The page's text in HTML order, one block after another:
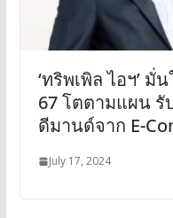
‘ทริพเพิล ไอฯ’ มั่
67 โตตามแผน รั
ดีมานด์จาก E-
July 17, 2024